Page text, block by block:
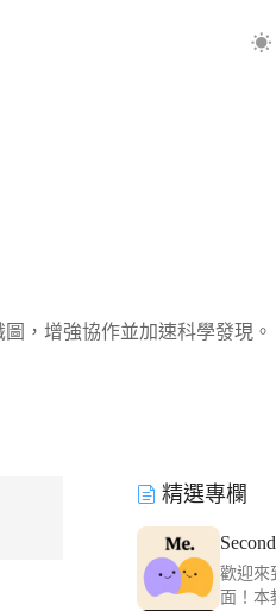
，增強協作並加速科學發現。
精選專欄
歡迎來
面！本